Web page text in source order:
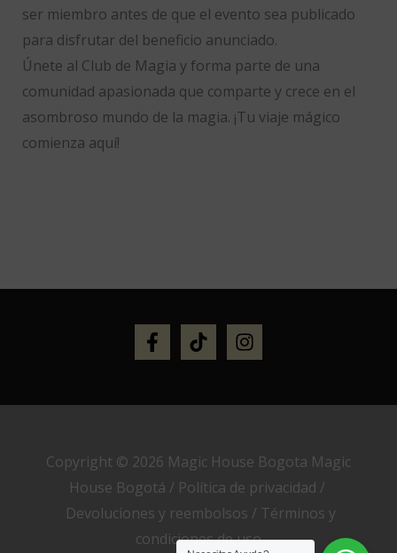
ser miembro antes de que el evento sea publicado
para disfrutar del beneficio anunciado.
Únete al Club de Magia y forma parte de una
comunidad apasionada que comparte y crece en el
asombroso mundo de la magia. ¡Tu viaje mágico
comienza aquí!
Copyright © 2026 Magic House Bogota Magic
House Bogotá / Política de privacidad /
Devoluciones y reembolsos / Términos y
condiciones de uso